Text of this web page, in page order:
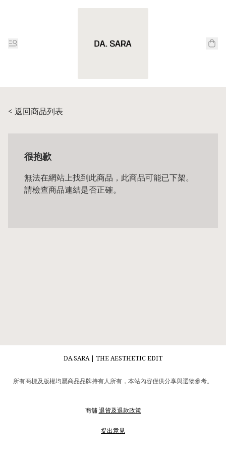
< 返回商品列表
很抱歉
無法在網站上找到此商品，此商品可能已下架。
請檢查商品連結是否正確。
DA.SARA | THE AESTHETIC EDIT
所有商標及版權均屬商品品牌持有人所有，本站內容僅供分享與選物參考。
商舖退貨及退款政策
提出意見